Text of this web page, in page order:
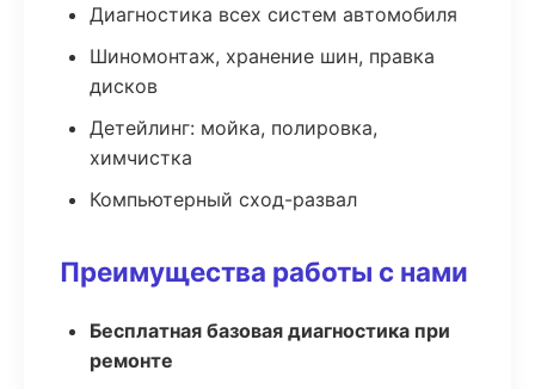
Диагностика всех систем автомобиля
Шиномонтаж, хранение шин, правка
дисков
Детейлинг: мойка, полировка,
химчистка
Компьютерный сход-развал
Преимущества работы с нами
Бесплатная базовая диагностика при
ремонте